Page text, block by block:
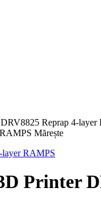
Reprap 4-layer
Mărește
Printer